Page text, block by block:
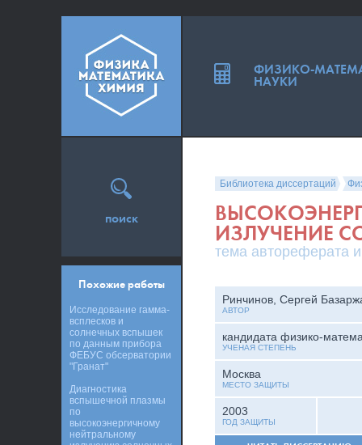
Библиотека диссертаций
ИЗЛУЧЕНИЕ
тема автореферата
Ринчинов, Сергей
АВТОР
кандидата физико-
УЧЕНАЯ СТЕПЕНЬ
Москва
МЕСТО ЗАЩИТЫ
2003
ГОД ЗАЩИТЫ
поиск
Похожие работы
Исследование гамма-
всплесков и
солнечных вспышек
по данным прибора
ФЕБУС обсерватории
"Гранат"
Диагностика
вспышечной плазмы
по
высокоэнергичному
нейтральному
ФИЗИКО-
НАУКИ